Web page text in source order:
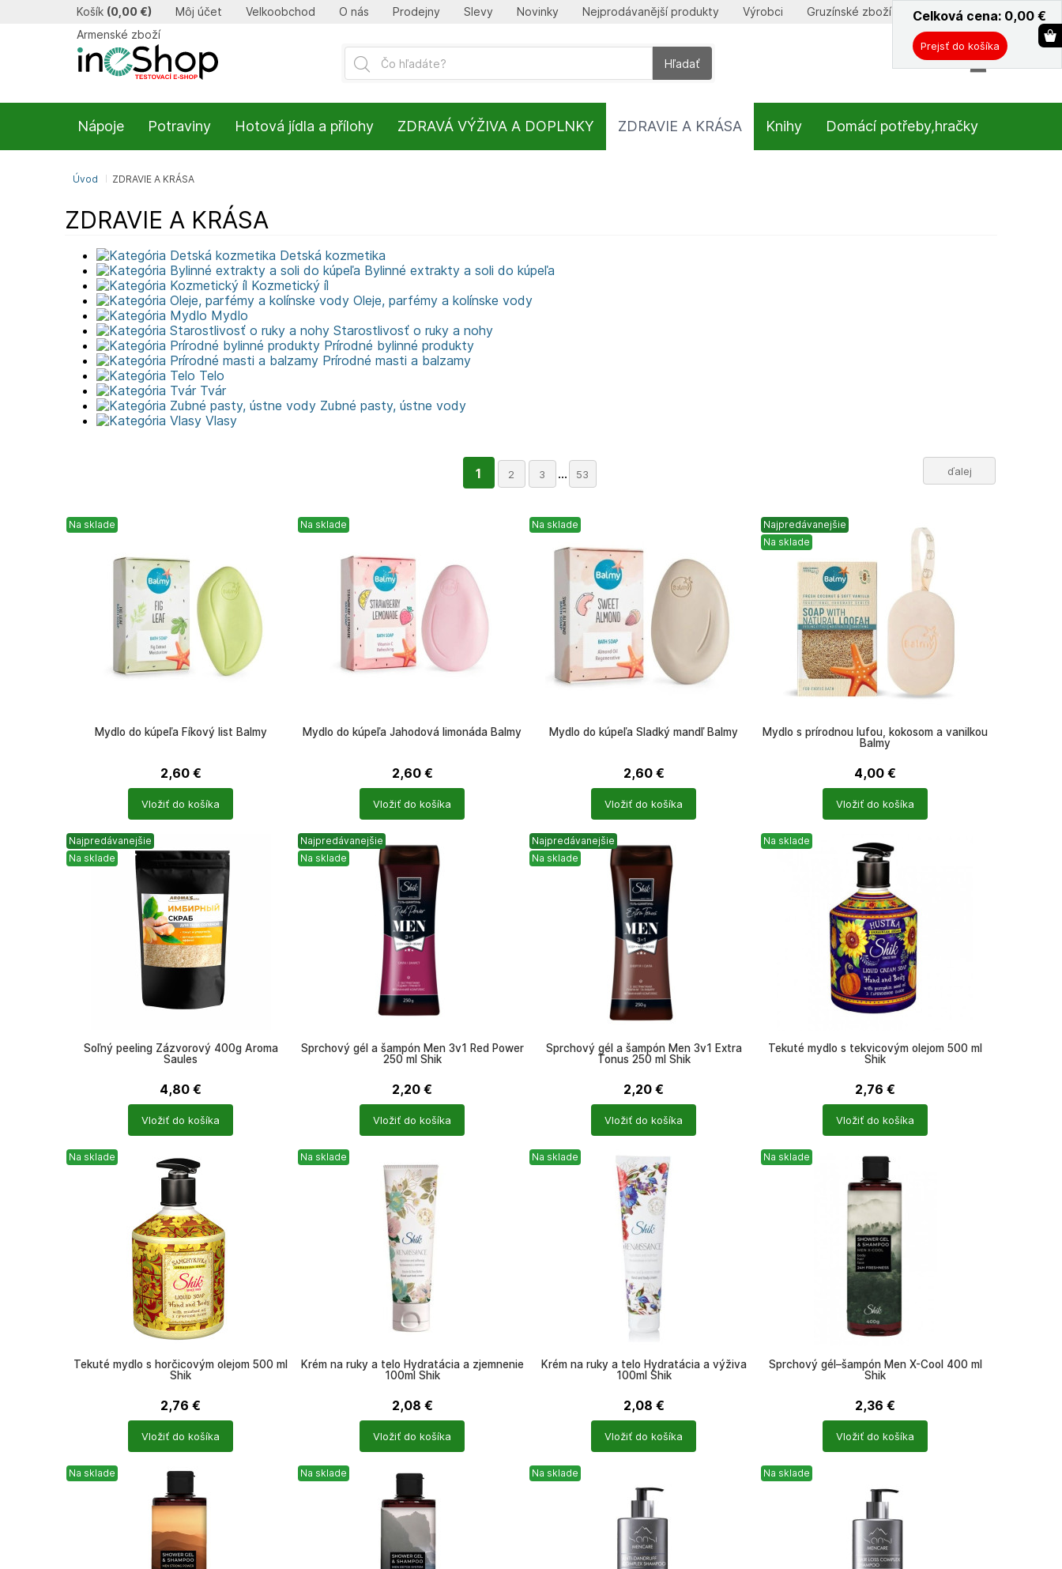
ZDRAVIE A KRÁSA
Detská kozmetika
Bylinné extrakty a soli do kúpeľa
Kozmetický íl
Oleje, parfémy a kolínske vody
Mydlo
Starostlivosť o ruky a nohy
Prírodné bylinné produkty
Prírodné masti a balzamy
Telo
Tvár
Zubné pasty, ústne vody
Vlasy
1 2 3 ... 53 ďalej
Na sklade
Mydlo do kúpeľa Fíkový list Balmy
2,60 €
Vložiť do košíka
Na sklade
Mydlo do kúpeľa Jahodová limonáda Balmy
2,60 €
Vložiť do košíka
Na sklade
Mydlo do kúpeľa Sladký mandľ Balmy
2,60 €
Vložiť do košíka
Najpredávanejšie
Na sklade
Mydlo s prírodnou lufou, kokosom a vanilkou
Balmy
4,00 €
Vložiť do košíka
Najpredávanejšie
Na sklade
Soľný peeling Zázvorový 400g Aroma
Saules
4,80 €
Vložiť do košíka
Najpredávanejšie
Na sklade
Sprchový gél a šampón Men 3v1 Red Power
250 ml Shik
2,20 €
Vložiť do košíka
Najpredávanejšie
Na sklade
Sprchový gél a šampón Men 3v1 Extra
Tonus 250 ml Shik
2,20 €
Vložiť do košíka
Na sklade
Tekuté mydlo s tekvicovým olejom 500 ml
Shik
2,76 €
Vložiť do košíka
Na sklade
Tekuté mydlo s horčicovým olejom 500 ml
Shik
2,76 €
Vložiť do košíka
Na sklade
Krém na ruky a telo Hydratácia a zjemnenie
100ml Shik
2,08 €
Vložiť do košíka
Na sklade
Krém na ruky a telo Hydratácia a výživa
100ml Shik
2,08 €
Vložiť do košíka
Na sklade
Sprchový gél–šampón Men X-Cool 400 ml
Shik
2,36 €
Vložiť do košíka
Na sklade Na sklade Na sklade Na sklade
Hľadať
ˇ
Celková cena: 0,00 €
Prejsť do košíka
Košík (0,00 €) Môj účet Velkoobchod O nás Prodejny Slevy Novinky Nejprodávanější produkty Výrobci
Gruzínské zboží
Armenské zboží
Úvod ZDRAVIE A KRÁSA
Nápoje Potraviny Hotová jídla a přílohy ZDRAVÁ VÝŽIVA A DOPLNKY ZDRAVIE A KRÁSA Knihy Domácí potřeby,hračky